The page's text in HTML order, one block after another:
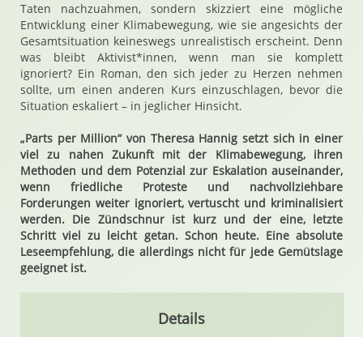
Taten nachzuahmen, sondern skizziert eine mögliche
Entwicklung einer Klimabewegung, wie sie angesichts der
Gesamtsituation keineswegs unrealistisch erscheint. Denn
was bleibt Aktivist*innen, wenn man sie komplett
ignoriert? Ein Roman, den sich jeder zu Herzen nehmen
sollte, um einen anderen Kurs einzuschlagen, bevor die
Situation eskaliert – in jeglicher Hinsicht.
„Parts per Million“ von Theresa Hannig setzt sich in einer
viel zu nahen Zukunft mit der Klimabewegung, ihren
Methoden und dem Potenzial zur Eskalation auseinander,
wenn friedliche Proteste und nachvollziehbare
Forderungen weiter ignoriert, vertuscht und kriminalisiert
werden. Die Zündschnur ist kurz und der eine, letzte
Schritt viel zu leicht getan. Schon heute. Eine absolute
Leseempfehlung, die allerdings nicht für jede Gemütslage
geeignet ist.
Details